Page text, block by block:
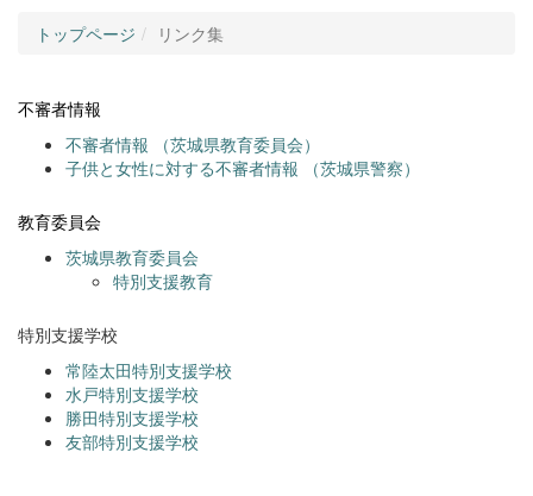
トップページ リンク集
不審者情報
不審者情報 （茨城県教育委員会）
子供と女性に対する不審者情報 （茨城県警察）
教育委員会
茨城県教育委員会
特別支援教育
特別支援学校
常陸太田特別支援学校
水戸特別支援学校
勝田特別支援学校
友部特別支援学校